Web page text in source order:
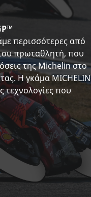
περισσότερες από
πρωταθλητή, που
της Michelin στο
Η γκάμα MICHELIN
τεχνολογίες που